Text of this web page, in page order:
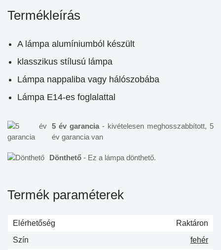
Termékleírás
A lámpa alumíniumból készült
klasszikus stílusú lámpa
Lámpa nappaliba vagy hálószobába
Lámpa E14-es foglalattal
5 év garancia - kivételesen meghosszabbított, 5
év garancia van
Dönthető - Ez a lámpa dönthető.
Termék paraméterek
Elérhetőség
Raktáron
Szín
fehér